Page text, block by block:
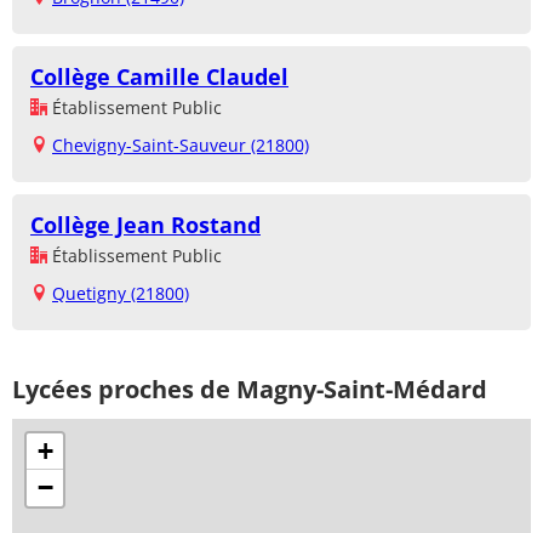
Collège Camille Claudel
Établissement Public
Chevigny-Saint-Sauveur (21800)
Collège Jean Rostand
Établissement Public
Quetigny (21800)
Lycées proches de Magny-Saint-Médard
+
−